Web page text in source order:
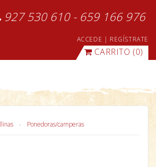
927 530 610 - 659 166 976
ACCEDE | REGÍSTRATE
CARRITO (0)
Ponedoras/camperas